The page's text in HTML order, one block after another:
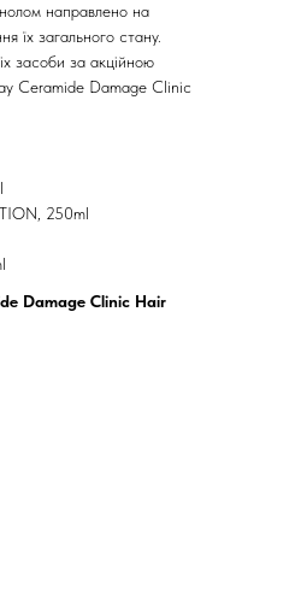
направлено на
їх загального стану.
засоби за акційною
Ceramide Damage Clinic
250ml
Damage Clinic Hair